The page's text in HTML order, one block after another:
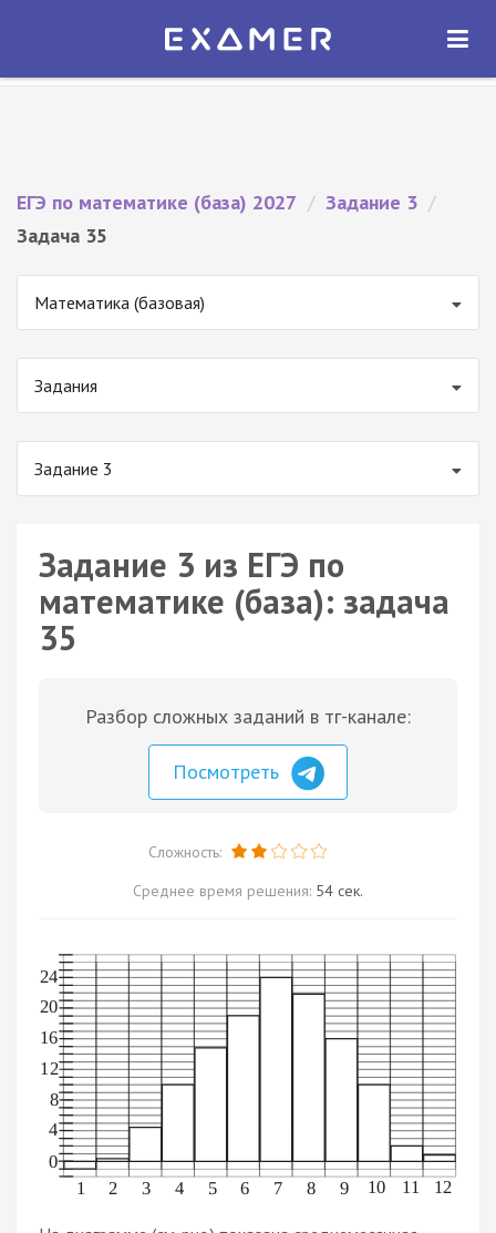
Экзамер — ЕГЭ 2027
ОТКРЫТЬ
ЕГЭ по математике (база) 2027 / Задание 3 /
Задача 35
Математика (базовая)
Задания
Задание 3
Задание 3 из ЕГЭ по
математике (база): задача
35
Разбор сложных заданий в тг-канале:
Посмотреть
Сложность:
Среднее время решения: 54 сек.